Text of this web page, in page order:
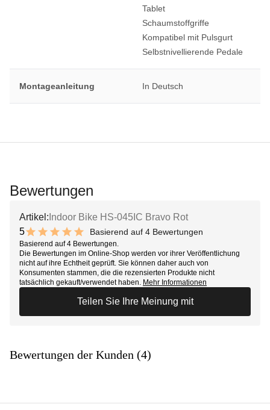
Tablet
Schaumstoffgriffe
Kompatibel mit Pulsgurt
Selbstnivellierende Pedale
Montageanleitung In Deutsch
Bewertungen
Artikel: Indoor Bike HS-045IC Bravo Rot
5
10 out of 10 stars
Basierend auf 4 Bewertungen
Basierend auf 4 Bewertungen.
Die Bewertungen im Online-Shop werden vor ihrer Veröffentlichung
nicht auf ihre Echtheit geprüft. Sie können daher auch von
Konsumenten stammen, die die rezensierten Produkte nicht
tatsächlich gekauft/verwendet haben. Mehr Informationen
Teilen Sie Ihre Meinung mit
Bewertungen der Kunden (4)